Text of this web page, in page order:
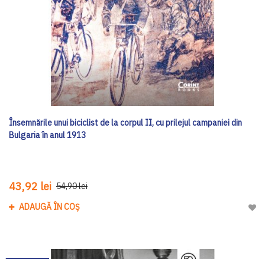
Însemnările unui biciclist de la corpul II, cu prilejul campaniei din
Bulgaria în anul 1913
43,92 lei 54,90 lei
ADAUGĂ ÎN COȘ